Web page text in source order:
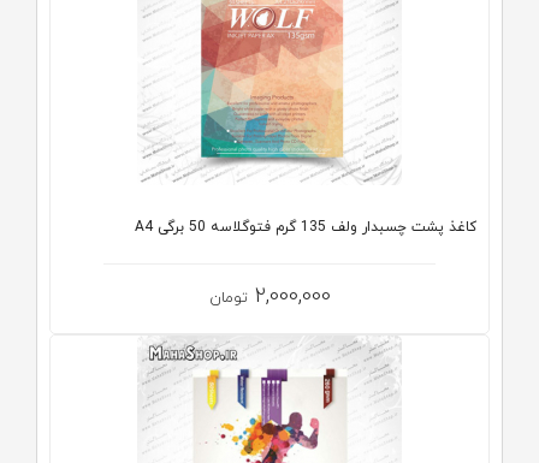
کاغذ پشت چسبدار ولف 135 گرم فتوگلاسه 50 برگی A4
2,000,000 تومان